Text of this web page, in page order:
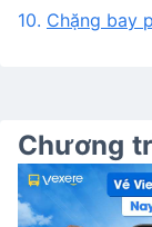
10. Chặng bay
Chương